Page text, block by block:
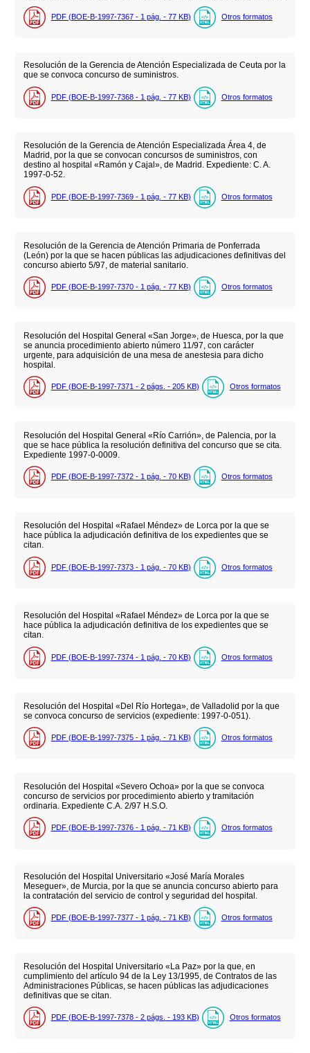
PDF (BOE-B-1997-7367 - 1 pág. - 77 KB) Otros formatos
Resolución de la Gerencia de Atención Especializada de Ceuta por la
que se convoca concurso de suministros.
PDF (BOE-B-1997-7368 - 1 pág. - 77 KB) Otros formatos
Resolución de la Gerencia de Atención Especializada Área 4, de
Madrid, por la que se convocan concursos de suministros, con
destino al hospital «Ramón y Cajal», de Madrid. Expediente: C. A.
1997-0-52.
PDF (BOE-B-1997-7369 - 1 pág. - 77 KB) Otros formatos
Resolución de la Gerencia de Atención Primaria de Ponferrada
(León) por la que se hacen públicas las adjudicaciones definitivas del
concurso abierto 5/97, de material sanitario.
PDF (BOE-B-1997-7370 - 1 pág. - 77 KB) Otros formatos
Resolución del Hospital General «San Jorge», de Huesca, por la que
se anuncia procedimiento abierto número 11/97, con carácter
urgente, para adquisición de una mesa de anestesia para dicho
hospital.
PDF (BOE-B-1997-7371 - 2 págs. - 205 KB) Otros formatos
Resolución del Hospital General «Río Carrión», de Palencia, por la
que se hace pública la resolución definitiva del concurso que se cita.
Expediente 1997-0-0009.
PDF (BOE-B-1997-7372 - 1 pág. - 70 KB) Otros formatos
Resolución del Hospital «Rafael Méndez» de Lorca por la que se
hace pública la adjudicación definitiva de los expedientes que se
citan.
PDF (BOE-B-1997-7373 - 1 pág. - 70 KB) Otros formatos
Resolución del Hospital «Rafael Méndez» de Lorca por la que se
hace pública la adjudicación definitiva de los expedientes que se
citan.
PDF (BOE-B-1997-7374 - 1 pág. - 70 KB) Otros formatos
Resolución del Hospital «Del Río Hortega», de Valladolid por la que
se convoca concurso de servicios (expediente: 1997-0-051).
PDF (BOE-B-1997-7375 - 1 pág. - 71 KB) Otros formatos
Resolución del Hospital «Severo Ochoa» por la que se convoca
concurso de servicios por procedimiento abierto y tramitación
ordinaria. Expediente C.A. 2/97 H.S.O.
PDF (BOE-B-1997-7376 - 1 pág. - 71 KB) Otros formatos
Resolución del Hospital Universitario «José María Morales
Meseguer», de Murcia, por la que se anuncia concurso abierto para
la contratación del servicio de control y seguridad del hospital.
PDF (BOE-B-1997-7377 - 1 pág. - 71 KB) Otros formatos
Resolución del Hospital Universitario «La Paz» por la que, en
cumplimiento del artículo 94 de la Ley 13/1995, de Contratos de las
Administraciones Públicas, se hacen públicas las adjudicaciones
definitivas que se citan.
PDF (BOE-B-1997-7378 - 2 págs. - 193 KB) Otros formatos